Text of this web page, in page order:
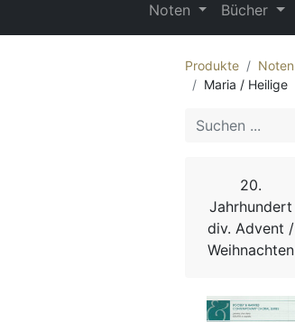
Noten Bücher
Produkte Noten
Maria / Heilige
20.
Jahrhundert
div. Advent /
Weihnachten